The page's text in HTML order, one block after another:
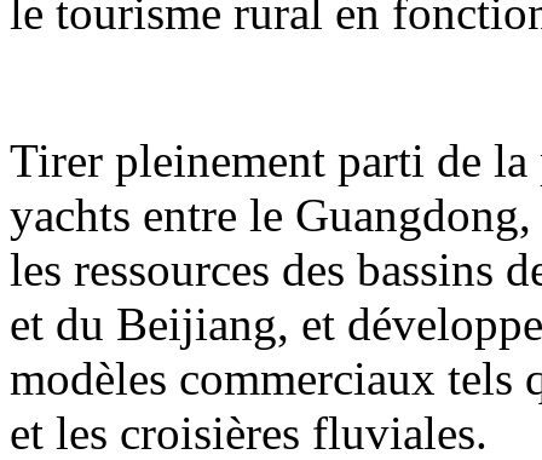
le tourisme rural en
Tirer pleinement parti de
yachts entre le
les ressources des bassins
et du Beijiang, et
modèles commerciaux tels
et les croisières fluviales.